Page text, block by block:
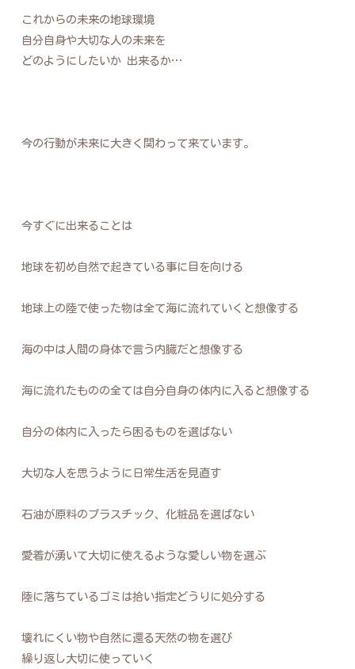
これからの未来の地球環境
自分自身や大切な人の未来を
どのようにしたいか 出来るか…
今の行動が未来に大きく関わって来ています。
今すぐに出来ることは
地球を初め自然で起きている事に目を向ける
地球上の陸で使った物は全て海に流れていくと想像する
海の中は人間の身体で言う内臓だと想像する
海に流れたものの全ては自分自身の体内に入ると想像する
自分の体内に入ったら困るものを選ばない
大切な人を思うように日常生活を見直す
石油が原料のプラスチック、化粧品を選ばない
愛着が湧いて大切に使えるような愛しい物を選ぶ
陸に落ちているゴミは拾い指定どうりに処分する
壊れにくい物や自然に還る天然の物を選び
繰り返し大切に使っていく